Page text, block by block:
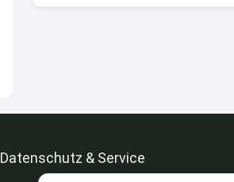
Datenschutz & Service
8:43
JR